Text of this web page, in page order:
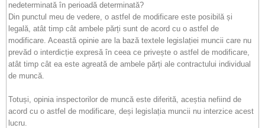
nedeterminată în perioadă determinată?
Din punctul meu de vedere, o astfel de modificare este posibilă și
legală, atât timp cât ambele părți sunt de acord cu o astfel de
modificare. Această opinie are la bază textele legislației muncii care nu
prevăd o interdicție expresă în ceea ce privește o astfel de modificare,
atât timp cât ea este agreată de ambele părți ale contractului individual
de muncă.
Totuși, opinia inspectorilor de muncă este diferită, aceștia nefiind de
acord cu o astfel de modificare, deși legislația muncii nu interzice acest
lucru.